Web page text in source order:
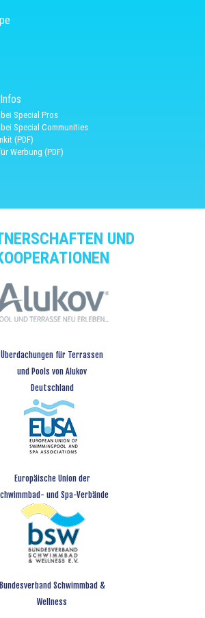
Special Pros
Special Communities
(PDF)
Werbung (PDF)
UND
Überdachungen für Terrassen
und Pools von Alukov
Deutschland
Europäische Union der
und Spa-Verbände
Bundesverband Schwimmbad &
Wellness